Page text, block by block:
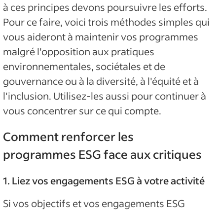
à ces principes devons poursuivre les efforts.
Pour ce faire, voici trois méthodes simples qui
vous aideront à maintenir vos programmes
malgré l'opposition aux pratiques
environnementales, sociétales et de
gouvernance ou à la diversité, à l'équité et à
l'inclusion. Utilisez-les aussi pour continuer à
vous concentrer sur ce qui compte.
Comment renforcer les
programmes ESG face aux critiques
1. Liez vos engagements ESG à votre activité
Si vos objectifs et vos engagements ESG